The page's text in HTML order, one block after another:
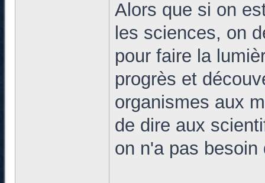
Alors que si on
les sciences, on
pour faire la
progrès et
organismes aux
de dire aux
on n'a pas